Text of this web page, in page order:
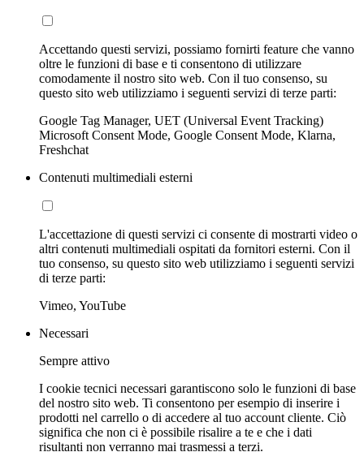
Accettando questi servizi, possiamo fornirti feature che vanno
oltre le funzioni di base e ti consentono di utilizzare
comodamente il nostro sito web. Con il tuo consenso, su
questo sito web utilizziamo i seguenti servizi di terze parti:
Google Tag Manager, UET (Universal Event Tracking)
Microsoft Consent Mode, Google Consent Mode, Klarna,
Freshchat
Contenuti multimediali esterni
L'accettazione di questi servizi ci consente di mostrarti video o
altri contenuti multimediali ospitati da fornitori esterni. Con il
tuo consenso, su questo sito web utilizziamo i seguenti servizi
di terze parti:
Vimeo, YouTube
Necessari
Sempre attivo
I cookie tecnici necessari garantiscono solo le funzioni di base
del nostro sito web. Ti consentono per esempio di inserire i
prodotti nel carrello o di accedere al tuo account cliente. Ciò
significa che non ci è possibile risalire a te e che i dati
risultanti non verranno mai trasmessi a terzi.